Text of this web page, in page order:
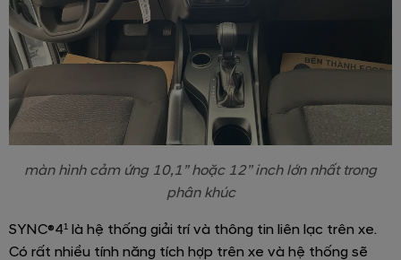
màn hình cảm ứng 10,1” hoặc 12” inch lớn nhất trong
phân khúc
SYNC®4¹ là hệ thống giải trí và thông tin liên lạc trên xe.
Có rất nhiều tính năng tích hợp trên xe và hệ thống sẽ